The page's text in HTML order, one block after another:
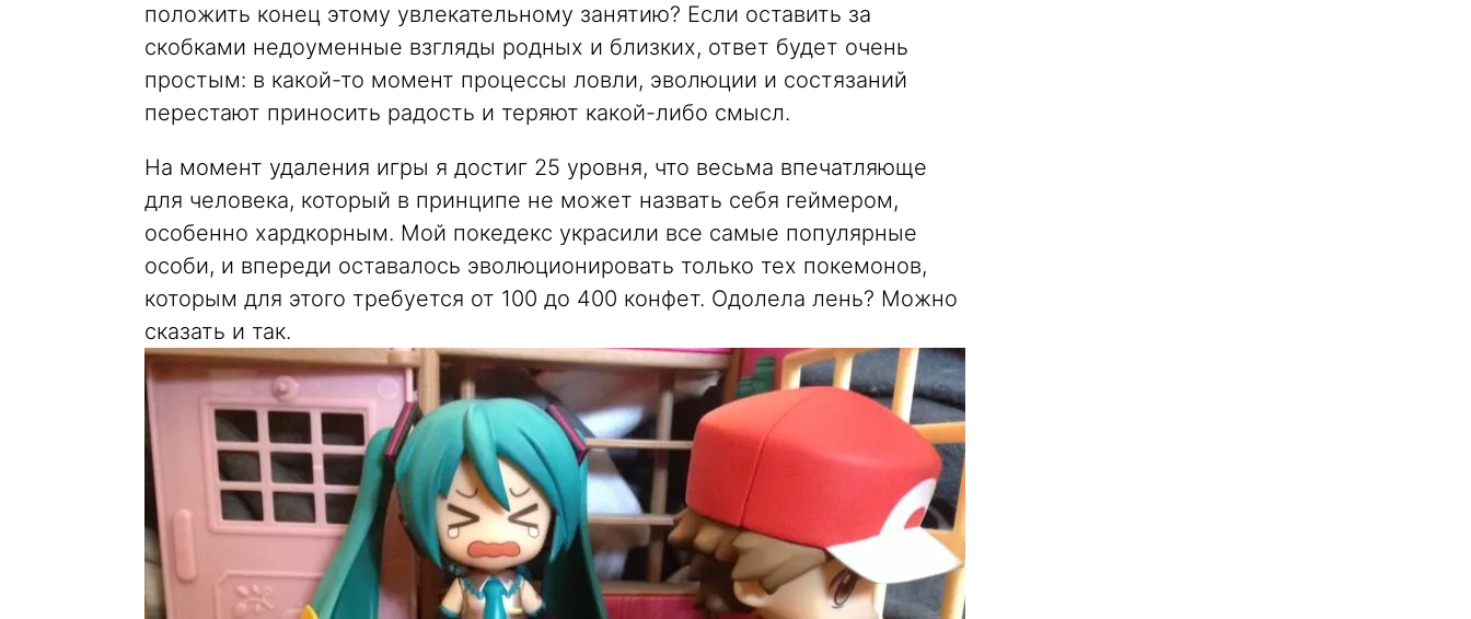
положить конец этому увлекательному занятию? Если оставить за
скобками недоуменные взгляды родных и близких, ответ будет очень
простым: в какой-то момент процессы ловли, эволюции и состязаний
перестают приносить радость и теряют какой-либо смысл.
На момент удаления игры я достиг 25 уровня, что весьма впечатляюще
для человека, который в принципе не может назвать себя геймером,
особенно хардкорным. Мой покедекс украсили все самые популярные
особи, и впереди оставалось эволюционировать только тех покемонов,
которым для этого требуется от 100 до 400 конфет. Одолела лень? Можно
сказать и так.